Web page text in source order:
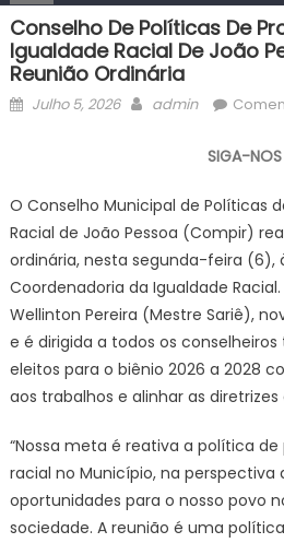
Conselho De Políticas De
Igualdade Racial De João
Reunião Ordinária
Posted
Julho 5, 2026 Author
admin
SIGA-NOS
O Conselho Municipal de Políticas
Racial de João Pessoa (Compir)
ordinária, nesta segunda-feira (6),
Coordenadoria da Igualdade
Wellinton Pereira (Mestre Sariê),
e é dirigida a todos os
eleitos para o biênio 2026 a 2028
aos trabalhos e alinhar as
“Nossa meta é reativa a política
racial no Município, na perspectiva
oportunidades para o nosso povo
sociedade. A reunião é uma